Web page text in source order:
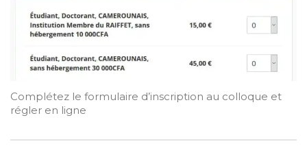
Complétez le formulaire d’inscription au colloque et
régler en ligne